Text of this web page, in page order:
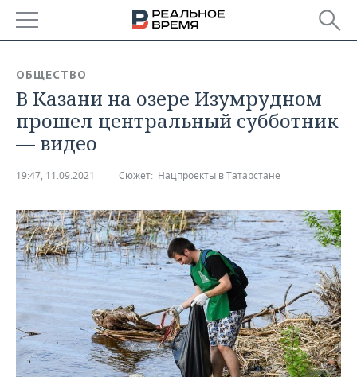
БАШКОРТОСТАН
ТАТАРСТАН
НОВОСТИ
АНАЛИТИКА
КОРОЛИ ГОСЗАКАЗА ПФО
ВУЗЫ ТАТАРСТАНА
КОМУ ПРИНАДЛЕЖАТ
ТОРГОВЫЕ ЦЕНТРЫ
ТАТАРСТАНА
ФИНАНСЫ
БАНКИ
БЮДЖЕТ
ИНВЕСТИЦИИ
НОВОСТИ
ПРОМЫШЛЕННОСТИ
АГРОПРОМ
МАШИНОСТРОЕНИЕ
НЕФТЕХИМИЯ
НЕДВИЖИМОСТЬ
НОВОСТИ НЕДВИЖИМОСТИ
АВТО
НОВОСТИ АВТО
БИЗНЕС
НОВОСТИ БИЗНЕСА
ТЕХНОЛОГИИ
ОБЩЕСТВО
В Казани на озере Изумрудном
прошел центральный субботник
— видео
19:47, 11.09.2021 Сюжет: Нацпроекты в Татарстане